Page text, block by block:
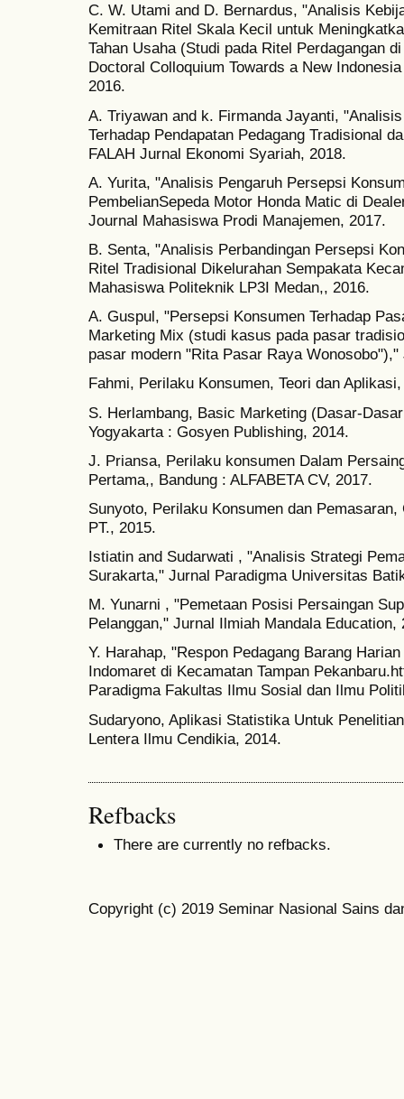
C. W. Utami and D. Bernardus, "Analisis
Kemitraan Ritel Skala Kecil untuk
Tahan Usaha (Studi pada Ritel Perdagangan
Doctoral Colloquium Towards a New
2016.
A. Triyawan and k. Firmanda Jayanti,
Terhadap Pendapatan Pedagang Tradisional
FALAH Jurnal Ekonomi Syariah, 2018.
A. Yurita, "Analisis Pengaruh Persepsi
PembelianSepeda Motor Honda Matic di
Journal Mahasiswa Prodi Manajemen, 2017.
B. Senta, "Analisis Perbandingan Persepsi
Ritel Tradisional Dikelurahan Sempakata
Mahasiswa Politeknik LP3I Medan,, 2016.
A. Guspul, "Persepsi Konsumen Terhadap
Marketing Mix (studi kasus pada pasar
pasar modern "Rita Pasar Raya
Fahmi, Perilaku Konsumen, Teori dan
S. Herlambang, Basic Marketing (Dasar-
Yogyakarta : Gosyen Publishing, 2014.
J. Priansa, Perilaku konsumen Dalam
Pertama,, Bandung : ALFABETA CV, 2017.
Sunyoto, Perilaku Konsumen dan
PT., 2015.
Istiatin and Sudarwati , "Analisis Strategi
Surakarta," Jurnal Paradigma Universitas
M. Yunarni , "Pemetaan Posisi Persaingan
Pelanggan," Jurnal Ilmiah Mandala Education,
Y. Harahap, "Respon Pedagang Barang
Indomaret di Kecamatan Tampan
Paradigma Fakultas Ilmu Sosial dan Ilmu
Sudaryono, Aplikasi Statistika Untuk
Lentera Ilmu Cendikia, 2014.
Refbacks
There are currently no refbacks.
Copyright (c) 2019 Seminar Nasional Sains